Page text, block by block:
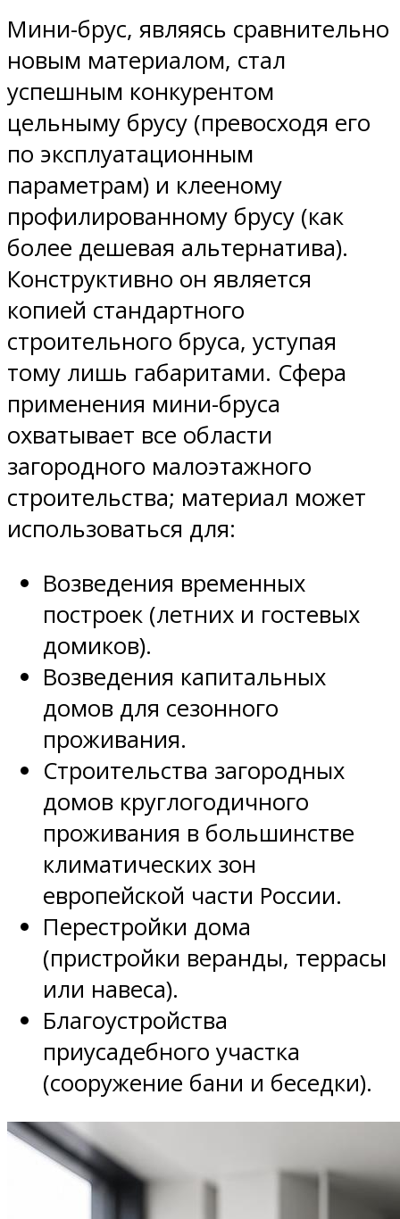
Мини-брус, являясь сравнительно
новым материалом, стал
успешным конкурентом
цельныму брусу (превосходя его
по эксплуатационным
параметрам) и клееному
профилированному брусу (как
более дешевая альтернатива).
Конструктивно он является
копией стандартного
строительного бруса, уступая
тому лишь габаритами. Сфера
применения мини-бруса
охватывает все области
загородного малоэтажного
строительства; материал может
использоваться для:
Возведения временных
построек (летних и гостевых
домиков).
Возведения капитальных
домов для сезонного
проживания.
Строительства загородных
домов круглогодичного
проживания в большинстве
климатических зон
европейской части России.
Перестройки дома
(пристройки веранды, террасы
или навеса).
Благоустройства
приусадебного участка
(сооружение бани и беседки).